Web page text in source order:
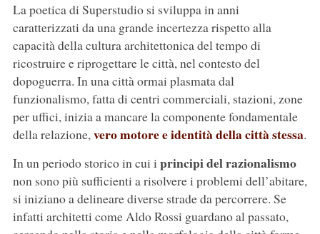
La poetica di Superstudio si sviluppa in anni
caratterizzati da una grande incertezza rispetto alla
capacità della cultura architettonica del tempo di
ricostruire e riprogettare le città, nel contesto del
dopoguerra. In una città ormai plasmata dal
funzionalismo, fatta di centri commerciali, stazioni, zone
per uffici, inizia a mancare la componente fondamentale
della relazione,vero motore e identità della città stessa.
In un periodo storico in cui i principi del razionalismo
non sono più sufficienti a risolvere i problemi dell’abitare,
si iniziano a delineare diverse strade da percorrere. Se
infatti architetti come Aldo Rossi guardano al passato,